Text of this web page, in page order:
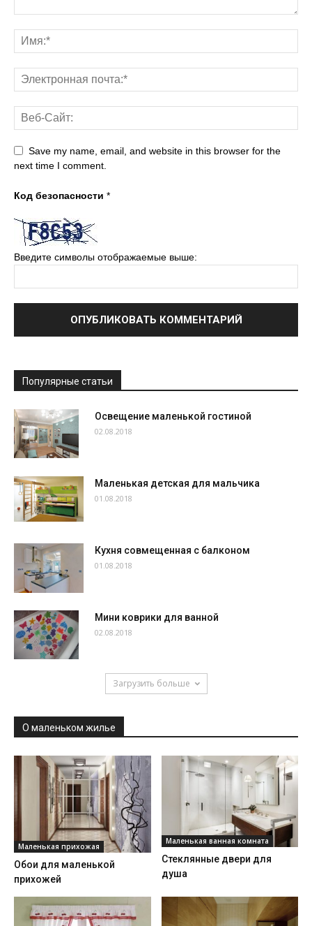
Save my name, email, and website in this browser for the
next time I comment.
Код безопасности *
Введите символы отображаемые выше:
Популярные статьи
Освещение маленькой гостиной
02.08.2018
Маленькая детская для мальчика
01.08.2018
Кухня совмещенная с балконом
01.08.2018
Мини коврики для ванной
02.08.2018
Загрузить больше
О маленьком жилье
Маленькая прихожая
Обои для маленькой
прихожей
Маленькая ванная комната
Стеклянные двери для
душа